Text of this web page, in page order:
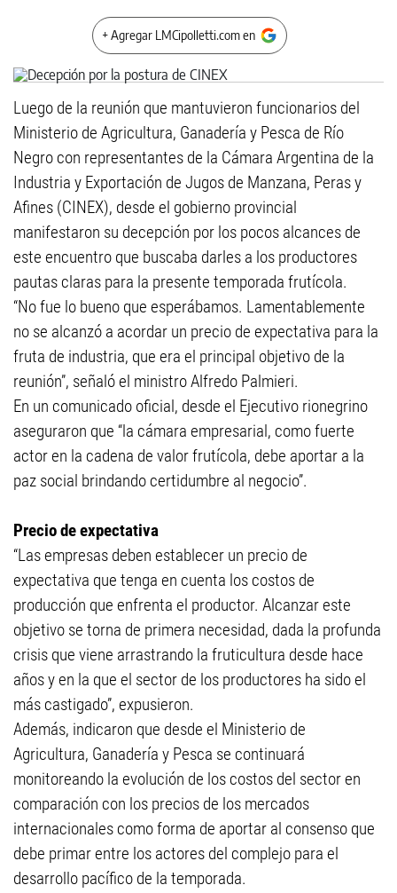
+ Agregar LMCipolletti.com en
Luego de la reunión que mantuvieron funcionarios del
Ministerio de Agricultura, Ganadería y Pesca de Río
Negro con representantes de la Cámara Argentina de la
Industria y Exportación de Jugos de Manzana, Peras y
Afines (CINEX), desde el gobierno provincial
manifestaron su decepción por los pocos alcances de
este encuentro que buscaba darles a los productores
pautas claras para la presente temporada frutícola.
“No fue lo bueno que esperábamos. Lamentablemente
no se alcanzó a acordar un precio de expectativa para la
fruta de industria, que era el principal objetivo de la
reunión”, señaló el ministro Alfredo Palmieri.
En un comunicado oficial, desde el Ejecutivo rionegrino
aseguraron que “la cámara empresarial, como fuerte
actor en la cadena de valor frutícola, debe aportar a la
paz social brindando certidumbre al negocio”.
Precio de expectativa
“Las empresas deben establecer un precio de
expectativa que tenga en cuenta los costos de
producción que enfrenta el productor. Alcanzar este
objetivo se torna de primera necesidad, dada la profunda
crisis que viene arrastrando la fruticultura desde hace
años y en la que el sector de los productores ha sido el
más castigado”, expusieron.
Además, indicaron que desde el Ministerio de
Agricultura, Ganadería y Pesca se continuará
monitoreando la evolución de los costos del sector en
comparación con los precios de los mercados
internacionales como forma de aportar al consenso que
debe primar entre los actores del complejo para el
desarrollo pacífico de la temporada.